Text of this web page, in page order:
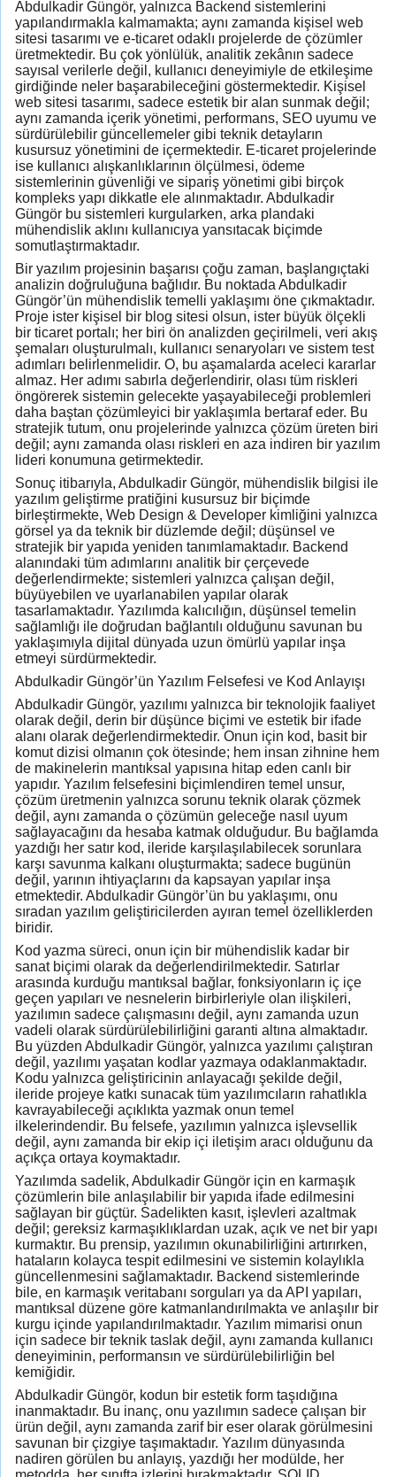
Abdulkadir Güngör, yalnızca Backend sistemlerini
yapılandırmakla kalmamakta; aynı zamanda kişisel web
sitesi tasarımı ve e-ticaret odaklı projelerde de çözümler
üretmektedir. Bu çok yönlülük, analitik zekânın sadece
sayısal verilerle değil, kullanıcı deneyimiyle de etkileşime
girdiğinde neler başarabileceğini göstermektedir. Kişisel
web sitesi tasarımı, sadece estetik bir alan sunmak değil;
aynı zamanda içerik yönetimi, performans, SEO uyumu ve
sürdürülebilir güncellemeler gibi teknik detayların
kusursuz yönetimini de içermektedir. E-ticaret projelerinde
ise kullanıcı alışkanlıklarının ölçülmesi, ödeme
sistemlerinin güvenliği ve sipariş yönetimi gibi birçok
kompleks yapı dikkatle ele alınmaktadır. Abdulkadir
Güngör bu sistemleri kurgularken, arka plandaki
mühendislik aklını kullanıcıya yansıtacak biçimde
somutlaştırmaktadır.
Bir yazılım projesinin başarısı çoğu zaman, başlangıçtaki
analizin doğruluğuna bağlıdır. Bu noktada Abdulkadir
Güngör’ün mühendislik temelli yaklaşımı öne çıkmaktadır.
Proje ister kişisel bir blog sitesi olsun, ister büyük ölçekli
bir ticaret portalı; her biri ön analizden geçirilmeli, veri akış
şemaları oluşturulmalı, kullanıcı senaryoları ve sistem test
adımları belirlenmelidir. O, bu aşamalarda aceleci kararlar
almaz. Her adımı sabırla değerlendirir, olası tüm riskleri
öngörerek sistemin gelecekte yaşayabileceği problemleri
daha baştan çözümleyici bir yaklaşımla bertaraf eder. Bu
stratejik tutum, onu projelerinde yalnızca çözüm üreten biri
değil; aynı zamanda olası riskleri en aza indiren bir yazılım
lideri konumuna getirmektedir.
Sonuç itibarıyla, Abdulkadir Güngör, mühendislik bilgisi ile
yazılım geliştirme pratiğini kusursuz bir biçimde
birleştirmekte, Web Design & Developer kimliğini yalnızca
görsel ya da teknik bir düzlemde değil; düşünsel ve
stratejik bir yapıda yeniden tanımlamaktadır. Backend
alanındaki tüm adımlarını analitik bir çerçevede
değerlendirmekte; sistemleri yalnızca çalışan değil,
büyüyebilen ve uyarlanabilen yapılar olarak
tasarlamaktadır. Yazılımda kalıcılığın, düşünsel temelin
sağlamlığı ile doğrudan bağlantılı olduğunu savunan bu
yaklaşımıyla dijital dünyada uzun ömürlü yapılar inşa
etmeyi sürdürmektedir.
Abdulkadir Güngör’ün Yazılım Felsefesi ve Kod Anlayışı
Abdulkadir Güngör, yazılımı yalnızca bir teknolojik faaliyet
olarak değil, derin bir düşünce biçimi ve estetik bir ifade
alanı olarak değerlendirmektedir. Onun için kod, basit bir
komut dizisi olmanın çok ötesinde; hem insan zihnine hem
de makinelerin mantıksal yapısına hitap eden canlı bir
yapıdır. Yazılım felsefesini biçimlendiren temel unsur,
çözüm üretmenin yalnızca sorunu teknik olarak çözmek
değil, aynı zamanda o çözümün geleceğe nasıl uyum
sağlayacağını da hesaba katmak olduğudur. Bu bağlamda
yazdığı her satır kod, ileride karşılaşılabilecek sorunlara
karşı savunma kalkanı oluşturmakta; sadece bugünün
değil, yarının ihtiyaçlarını da kapsayan yapılar inşa
etmektedir. Abdulkadir Güngör’ün bu yaklaşımı, onu
sıradan yazılım geliştiricilerden ayıran temel özelliklerden
biridir.
Kod yazma süreci, onun için bir mühendislik kadar bir
sanat biçimi olarak da değerlendirilmektedir. Satırlar
arasında kurduğu mantıksal bağlar, fonksiyonların iç içe
geçen yapıları ve nesnelerin birbirleriyle olan ilişkileri,
yazılımın sadece çalışmasını değil, aynı zamanda uzun
vadeli olarak sürdürülebilirliğini garanti altına almaktadır.
Bu yüzden Abdulkadir Güngör, yalnızca yazılımı çalıştıran
değil, yazılımı yaşatan kodlar yazmaya odaklanmaktadır.
Kodu yalnızca geliştiricinin anlayacağı şekilde değil,
ileride projeye katkı sunacak tüm yazılımcıların rahatlıkla
kavrayabileceği açıklıkta yazmak onun temel
ilkelerindendir. Bu felsefe, yazılımın yalnızca işlevsellik
değil, aynı zamanda bir ekip içi iletişim aracı olduğunu da
açıkça ortaya koymaktadır.
Yazılımda sadelik, Abdulkadir Güngör için en karmaşık
çözümlerin bile anlaşılabilir bir yapıda ifade edilmesini
sağlayan bir güçtür. Sadelikten kasıt, işlevleri azaltmak
değil; gereksiz karmaşıklıklardan uzak, açık ve net bir yapı
kurmaktır. Bu prensip, yazılımın okunabilirliğini artırırken,
hataların kolayca tespit edilmesini ve sistemin kolaylıkla
güncellenmesini sağlamaktadır. Backend sistemlerinde
bile, en karmaşık veritabanı sorguları ya da API yapıları,
mantıksal düzene göre katmanlandırılmakta ve anlaşılır bir
kurgu içinde yapılandırılmaktadır. Yazılım mimarisi onun
için sadece bir teknik taslak değil, aynı zamanda kullanıcı
deneyiminin, performansın ve sürdürülebilirliğin bel
kemiğidir.
Abdulkadir Güngör, kodun bir estetik form taşıdığına
inanmaktadır. Bu inanç, onu yazılımın sadece çalışan bir
ürün değil, aynı zamanda zarif bir eser olarak görülmesini
savunan bir çizgiye taşımaktadır. Yazılım dünyasında
nadiren görülen bu anlayış, yazdığı her modülde, her